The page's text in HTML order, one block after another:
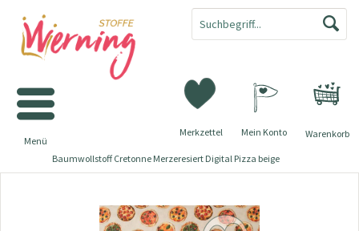
Warenkorb
Merkzettel Mein Konto
Menü
Baumwollstoff Cretonne Merzeresiert Digital Pizza beige